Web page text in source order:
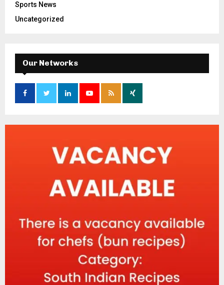
Sports News
Uncategorized
Our Networks